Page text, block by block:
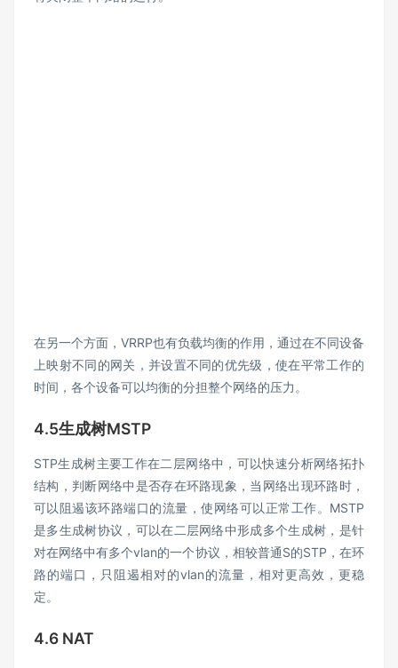
在另一个方面，VRRP也有负载均衡的作用，通过在不同设备
上映射不同的网关，并设置不同的优先级，使在平常工作的
时间，各个设备可以均衡的分担整个网络的压力。
4.5生成树MSTP
STP生成树主要工作在二层网络中，可以快速分析网络拓扑
结构，判断网络中是否存在环路现象，当网络出现环路时，
可以阻遏该环路端口的流量，使网络可以正常工作。MSTP
是多生成树协议，可以在二层网络中形成多个生成树，是针
对在网络中有多个vlan的一个协议，相较普通S的STP，在环
路的端口，只阻遏相对的vlan的流量，相对更高效，更稳
定。
4.6 NAT